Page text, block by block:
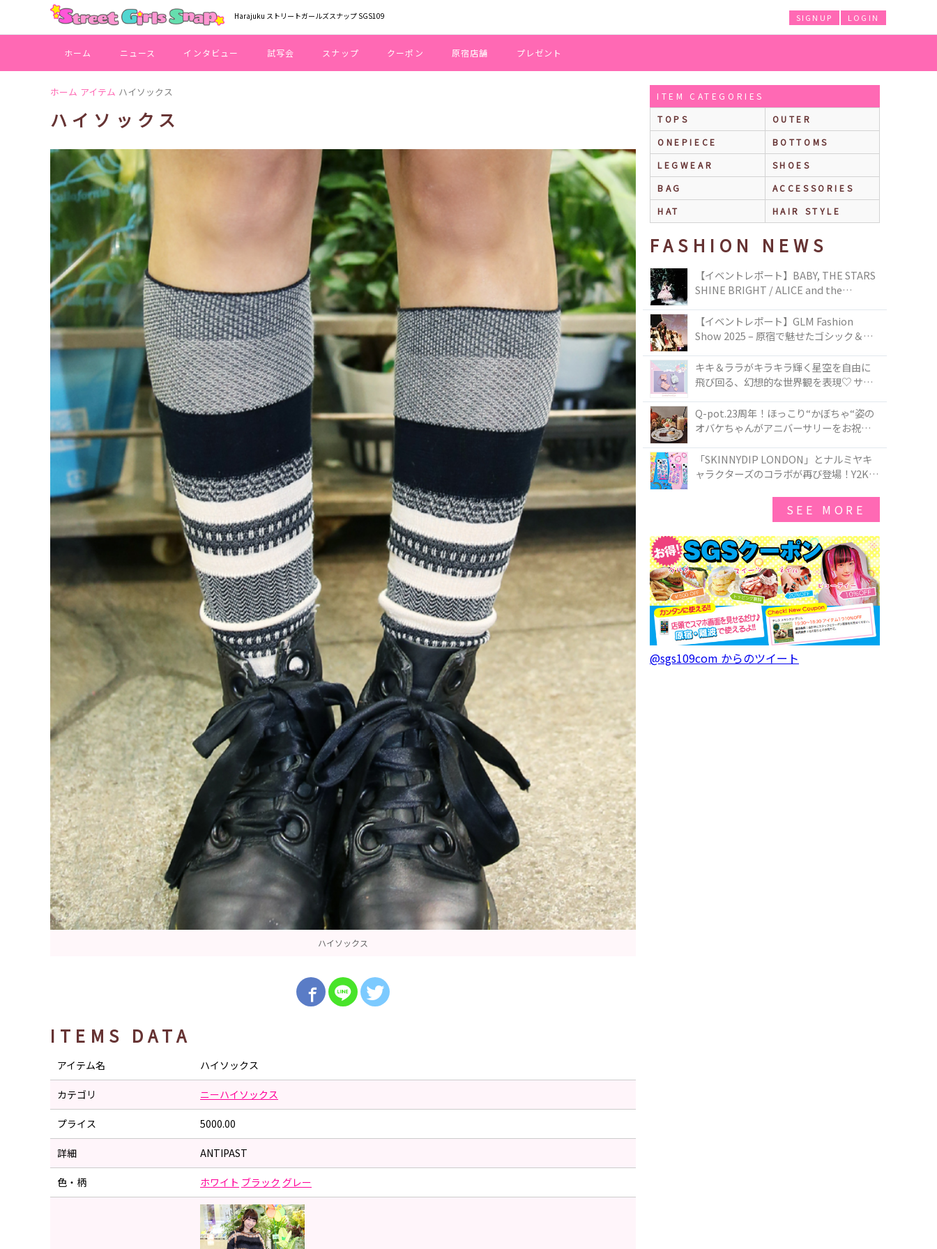
Harajuku ストリートガールズスナップ SGS109 LOGIN
SIGNUP
ホーム ニュース インタビュー 試写会 スナップ クーポン 原宿店舗 プレゼント
ホーム アイテム ハイソックス
ハイソックス
ハイソックス
ITEMS DATA
アイテム名 ハイソックス
カテゴリ ニーハイソックス
プライス 5000.00
詳細 ANTIPAST
色・柄 ホワイト ブラック グレー
ITEM CATEGORIES
TOPS
OUTER
ONEPIECE
BOTTOMS
LEGWEAR
SHOES
BAG
ACCESSORIES
HAT
HAIR STYLE
FASHION NEWS
【イベントレポート】BABY, THE STARS
SHINE BRIGHT / ALICE and the
TOKYO
【イベントレポート】GLM Fashion
Show 2025 – 原宿で魅せたゴシック＆ロ
キキ＆ララがキラキラ輝く星空を自由に
飛び回る、幻想的な世界観を表現♡ サマ
50周年アニバーサリーイヤー』を記念し
たコレクションが登場
Q-pot.23周年！ほっこり“かぼちゃ“姿の
オバケちゃんがアニバーサリーをお祝い
ー」が新発売！Q-pot CAFE.では「かぼち
ゃのオバケーキプレート」も登場
「SKINNYDIP LONDON」とナルミヤキ
ャラクターズのコラボが再び登場！Y2Kム
SEE MORE
@sgs109com からのツイート